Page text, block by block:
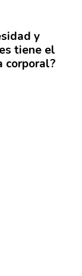
y
tiene el
corporal?